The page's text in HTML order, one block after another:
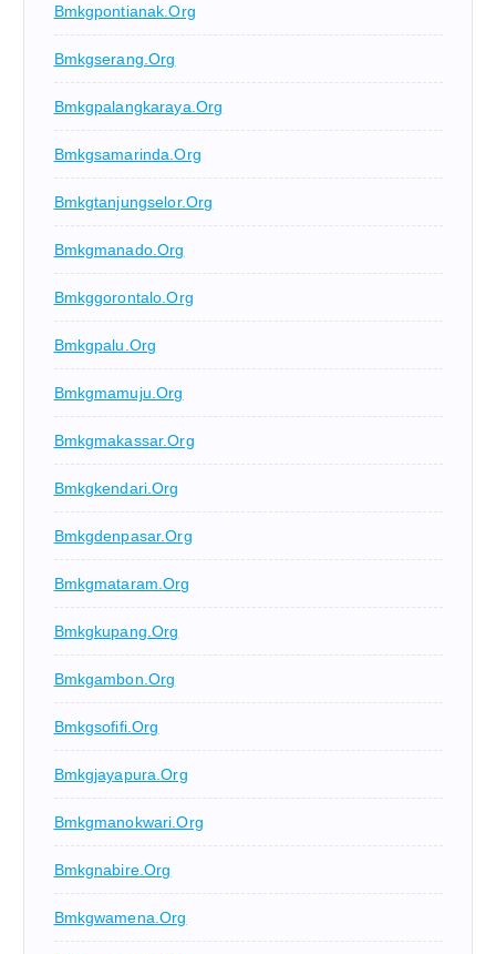
Bmkgpontianak.org
Bmkgserang.org
Bmkgpalangkaraya.org
Bmkgsamarinda.org
Bmkgtanjungselor.org
Bmkgmanado.org
Bmkggorontalo.org
Bmkgpalu.org
Bmkgmamuju.org
Bmkgmakassar.org
Bmkgkendari.org
Bmkgdenpasar.org
Bmkgmataram.org
Bmkgkupang.org
Bmkgambon.org
Bmkgsofifi.org
Bmkgjayapura.org
Bmkgmanokwari.org
Bmkgnabire.org
Bmkgwamena.org